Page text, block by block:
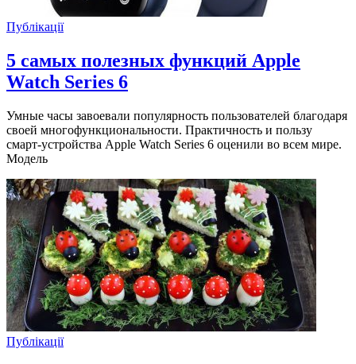
Публікації
5 самых полезных функций Apple
Watch Series 6
Умные часы завоевали популярность пользователей благодаря
своей многофункциональности. Практичность и пользу
смарт-устройства Apple Watch Series 6 оценили во всем мире.
Модель
Публікації